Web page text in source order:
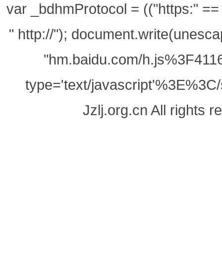
var _bdhmProtocol = (("https:"
" http://");
"hm.baidu.com/
type='text/
Jzlj.org.cn All rights